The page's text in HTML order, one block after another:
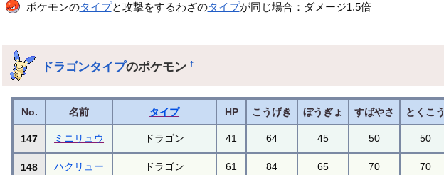
ポケモンのタイプと攻撃をするわざのタイプが同じ場合：ダメージ1.5倍
ドラゴンタイプのポケモン†
No. 名前 タイプ HP こうげき ぼうぎょ すばやさ とくこう
147 ミニリュウ ドラゴン 41 64 45 50 50
148 ハクリュー ドラゴン 61 84 65 70 70